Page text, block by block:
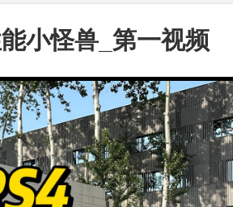
小怪兽_第一视频